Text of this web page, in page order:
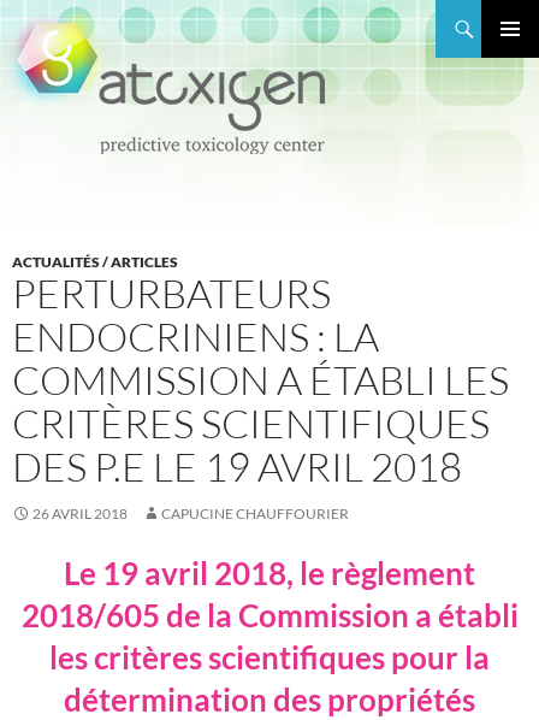
Recherche
MENU
CONTENU
ACTUALITÉS / ARTICLES
PERTURBATEURS
ENDOCRINIENS : LA
COMMISSION A ÉTABLI LES
CRITÈRES SCIENTIFIQUES
DES P.E LE 19 AVRIL 2018
26 AVRIL 2018 CAPUCINE CHAUFFOURIER
Le 19 avril 2018, le règlement
2018/605 de la Commission a établi
les critères scientifiques pour la
détermination des propriétés